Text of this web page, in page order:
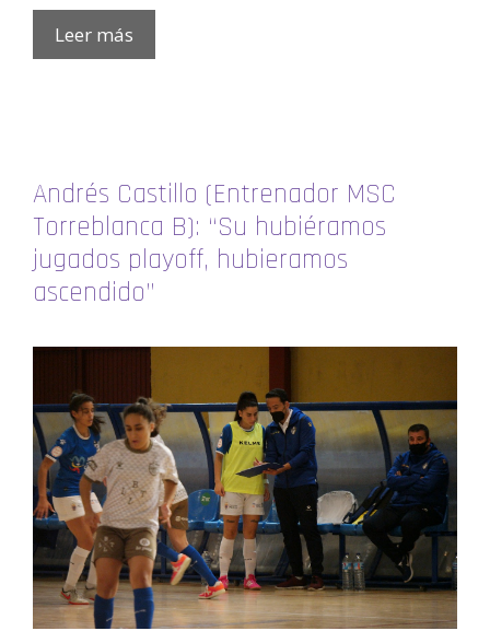
Leer más
Andrés Castillo (Entrenador MSC
Torreblanca B): “Su hubiéramos
jugados playoff, hubieramos
ascendido”